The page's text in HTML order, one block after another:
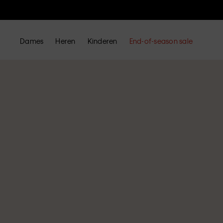
Dames Heren Kinderen End-of-season sale